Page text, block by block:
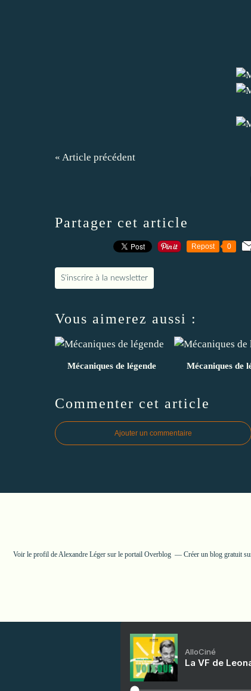
« Article précédent
Partager cet article
Repost 0
S'inscrire à la newsletter
Vous aimerez aussi :
Mécaniques de légende Mécaniques de
Commenter cet article
Ajouter un commentaire
Voir le profil de Alexandre Légersur le portail Overblog Créer un blog gratuit
AlloCiné
La VF de